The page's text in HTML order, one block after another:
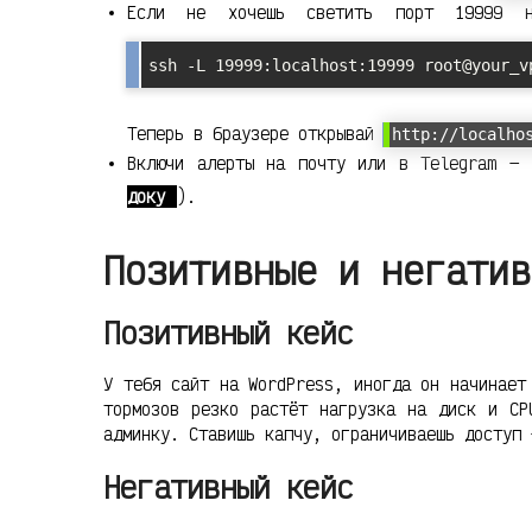
Если не хочешь светить порт 19999
ssh -L 19999:localhost:19999
Теперь в браузере открывай http://
Включи алерты на почту или в Telegram
доку
).
Позитивные и
Позитивный кейс
У тебя сайт на WordPress, иногда он
тормозов резко растёт нагрузка на диск и
админку. Ставишь капчу, ограничиваешь
Негативный кейс